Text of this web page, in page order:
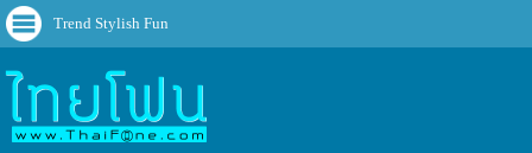
Trend Stylish Fun